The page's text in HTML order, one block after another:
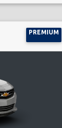
PREMIUM